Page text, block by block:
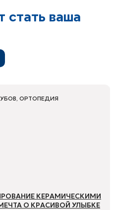
стать ваша
ОРТОПЕДИЯ
КЕРАМИЧЕСКИМИ
О КРАСИВОЙ УЛЫБКЕ